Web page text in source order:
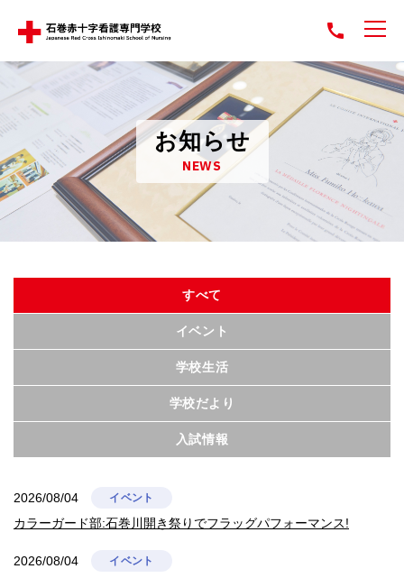
お知らせ
NEWS
すべて
イベント
学校生活
学校だより
入試情報
2026/08/04 イベント
カラーガード部:石巻川開き祭りでフラッグパフォーマンス!
2026/08/04 イベント